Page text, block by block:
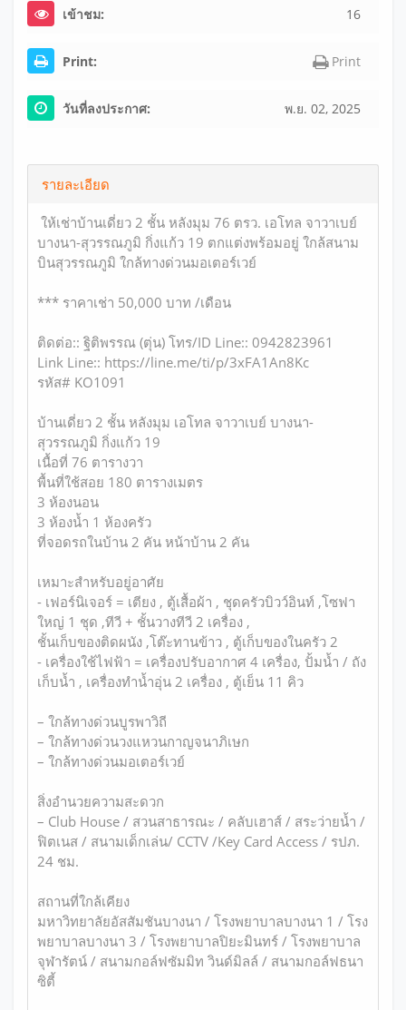
เข้าชม: 16
Print: Print
วันที่ลงประกาศ: พ.ย. 02, 2025
รายละเอียด
ให้เช่าบ้านเดี่ยว 2 ชั้น หลังมุม 76 ตรว. เอโทล จาวาเบย์
บางนา-สุวรรณภูมิ กิ่งแก้ว 19 ตกแต่งพร้อมอยู่ ใกล้สนาม
บินสุวรรณภูมิ ใกล้ทางด่วนมอเตอร์เวย์
*** ราคาเช่า 50,000 บาท /เดือน
ติดต่อ:: ฐิติพรรณ (ตุ่น) โทร/ID Line:: 0942823961
Link Line:: https://line.me/ti/p/3xFA1An8Kc
รหัส# KO1091
บ้านเดี่ยว 2 ชั้น หลังมุม เอโทล จาวาเบย์ บางนา-
สุวรรณภูมิ กิ่งแก้ว 19
เนื้อที่ 76 ตารางวา
พื้นที่ใช้สอย 180 ตารางเมตร
3 ห้องนอน
3 ห้องน้ำ 1 ห้องครัว
ที่จอดรถในบ้าน 2 คัน หน้าบ้าน 2 คัน
เหมาะสำหรับอยู่อาศัย
- เฟอร์นิเจอร์ = เตียง , ตู้เสื้อผ้า , ชุดครัวบิวว์อินท์ ,โซฟา
ใหญ่ 1 ชุด ,ทีวี + ชั้นวางทีวี 2 เครื่อง ,
ชั้นเก็บของติดผนัง ,โต๊ะทานข้าว , ตู้เก็บของในครัว 2
- เครื่องใช้ไฟฟ้า = เครื่องปรับอากาศ 4 เครื่อง, ปั้มน้ำ / ถัง
เก็บน้ำ , เครื่องทำน้ำอุ่น 2 เครื่อง , ตู้เย็น 11 คิว
– ใกล้ทางด่วนบูรพาวิถี
– ใกล้ทางด่วนวงแหวนกาญจนาภิเษก
– ใกล้ทางด่วนมอเตอร์เวย์
สิ่งอำนวยความสะดวก
– Club House / สวนสาธารณะ / คลับเฮาส์ / สระว่ายน้ำ /
ฟิตเนส / สนามเด็กเล่น/ CCTV /Key Card Access / รปภ.
24 ชม.
สถานที่ใกล้เคียง
มหาวิทยาลัยอัสสัมชันบางนา / โรงพยาบาลบางนา 1 / โรง
พยาบาลบางนา 3 / โรงพยาบาลปิยะมินทร์ / โรงพยาบาล
จุฬารัตน์ / สนามกอล์ฟซัมมิท วินด์มิลล์ / สนามกอล์ฟธนา
ซิตี้